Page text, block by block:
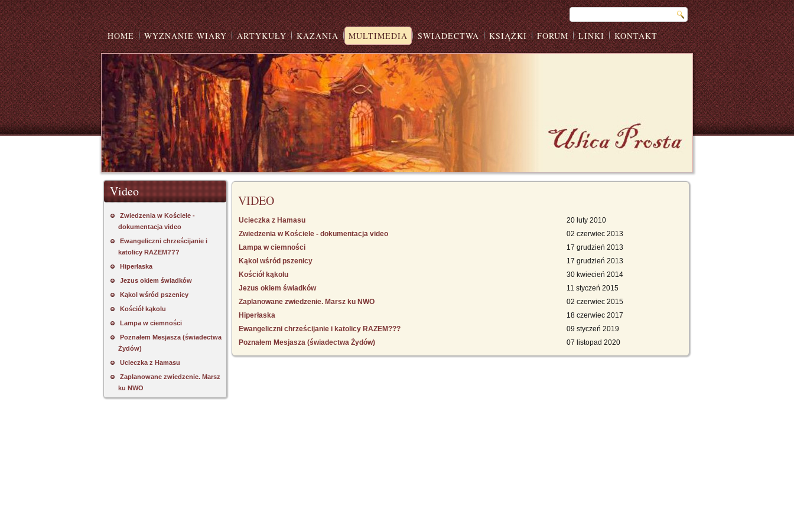
HOME WYZNANIE WIARY ARTYKUŁY KAZANIA MULTIMEDIA ŚWIADECTWA KSIĄŻKI FORUM LINKI KONTAKT
Video
Zwiedzenia w Kościele -
dokumentacja video
Ewangeliczni chrześcijanie i
katolicy RAZEM???
Hiperłaska
Jezus okiem świadków
Kąkol wśród pszenicy
Kościół kąkolu
Lampa w ciemności
Poznałem Mesjasza (świadectwa
Żydów)
Ucieczka z Hamasu
Zaplanowane zwiedzenie. Marsz
ku NWO
VIDEO
Ucieczka z Hamasu
20 luty 2010
Zwiedzenia w Kościele - dokumentacja video
02 czerwiec 2013
Lampa w ciemności
17 grudzień 2013
Kąkol wśród pszenicy
17 grudzień 2013
Kościół kąkolu
30 kwiecień 2014
Jezus okiem świadków
11 styczeń 2015
Zaplanowane zwiedzenie. Marsz ku NWO
02 czerwiec 2015
Hiperłaska
18 czerwiec 2017
Ewangeliczni chrześcijanie i katolicy RAZEM???
09 styczeń 2019
Poznałem Mesjasza (świadectwa Żydów)
07 listopad 2020